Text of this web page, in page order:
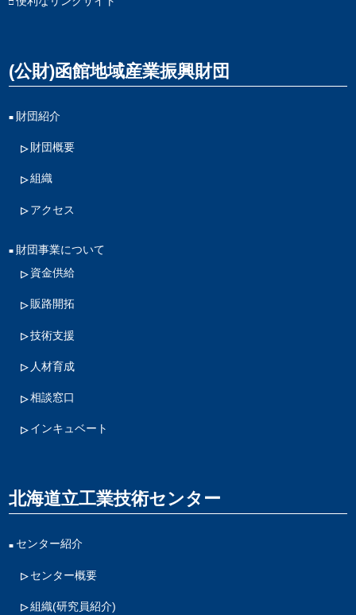
(公財)函館地域産業振興財団
財団紹介
財団概要
組織
アクセス
財団事業について
資金供給
販路開拓
技術支援
人材育成
相談窓口
インキュベート
北海道立工業技術センター
センター紹介
センター概要
組織(研究員紹介)